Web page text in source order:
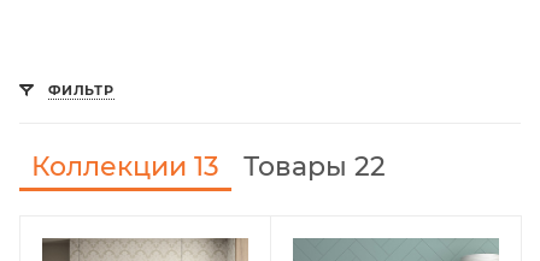
ФИЛЬТР
Коллекции 13 Товары 22